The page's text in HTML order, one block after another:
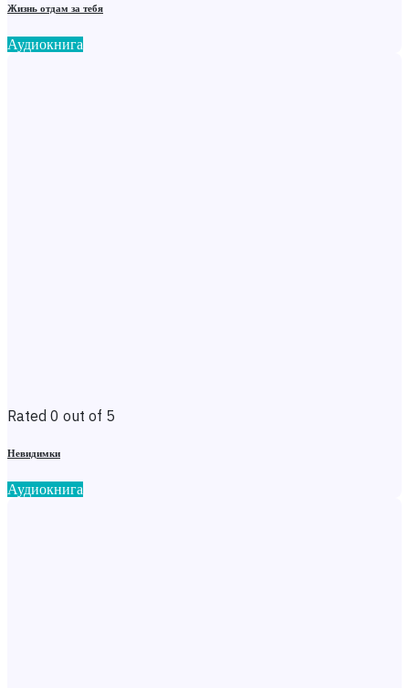
Жизнь отдам за тебя
Аудиокнига
Rated 0 out of 5
Невидимки
Аудиокнига